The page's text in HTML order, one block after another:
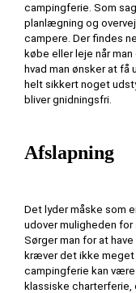
campingferie. Som
planlægning og
campere. Der findes
købe eller leje når
hvad man ønsker at
helt sikkert noget
bliver gnidningsfri.
Afslapning
Det lyder måske som
udover muligheden for
Sørger man for at
kræver det ikke meget
campingferie kan
klassiske charterferie,